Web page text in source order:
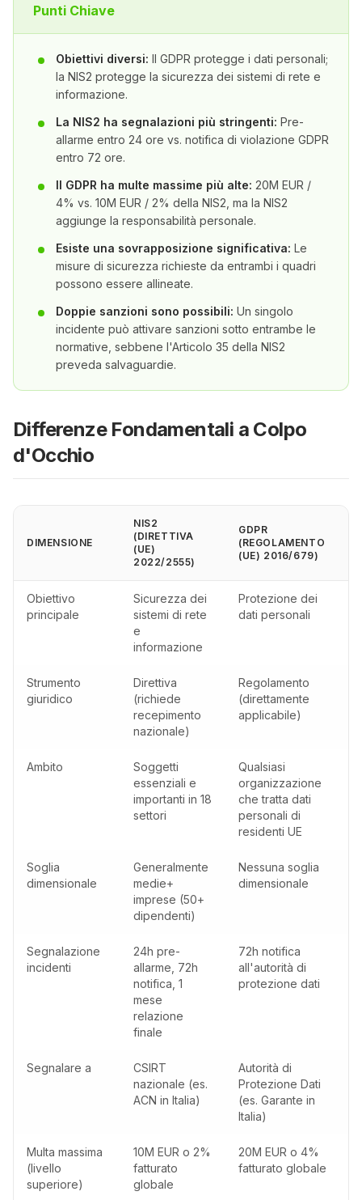
Punti Chiave
Obiettivi diversi: Il GDPR protegge i dati personali;
la NIS2 protegge la sicurezza dei sistemi di rete e
informazione.
La NIS2 ha segnalazioni più stringenti: Pre-
allarme entro 24 ore vs. notifica di violazione GDPR
entro 72 ore.
Il GDPR ha multe massime più alte: 20M EUR /
4% vs. 10M EUR / 2% della NIS2, ma la NIS2
aggiunge la responsabilità personale.
Esiste una sovrapposizione significativa: Le
misure di sicurezza richieste da entrambi i quadri
possono essere allineate.
Doppie sanzioni sono possibili: Un singolo
incidente può attivare sanzioni sotto entrambe le
normative, sebbene l'Articolo 35 della NIS2
preveda salvaguardie.
Differenze Fondamentali a Colpo
d'Occhio
DIMENSIONE
NIS2
(DIRETTIVA
(UE)
2022/2555)
GDPR
(REGOLAMENTO
(UE) 2016/679)
Obiettivo
principale
Sicurezza dei
sistemi di rete
e
informazione
Protezione dei
dati personali
Strumento
giuridico
Direttiva
(richiede
recepimento
nazionale)
Regolamento
(direttamente
applicabile)
Ambito
Soggetti
essenziali e
importanti in 18
settori
Qualsiasi
organizzazione
che tratta dati
personali di
residenti UE
Soglia
dimensionale
Generalmente
medie+
imprese (50+
dipendenti)
Nessuna soglia
dimensionale
Segnalazione
incidenti
24h pre-
allarme, 72h
notifica, 1
mese
relazione
finale
72h notifica
all'autorità di
protezione dati
Segnalare a
CSIRT
nazionale (es.
ACN in Italia)
Autorità di
Protezione Dati
(es. Garante in
Italia)
Multa massima
(livello
superiore)
10M EUR o 2%
fatturato
globale
20M EUR o 4%
fatturato globale